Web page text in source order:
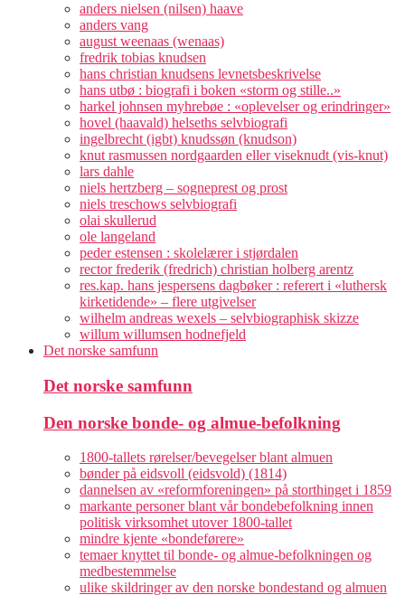
anders nielsen (nilsen) haave
anders vang
august weenaas (wenaas)
fredrik tobias knudsen
hans christian knudsens levnetsbeskrivelse
hans utbø : biografi i boken «storm og stille..»
harkel johnsen myhrebøe : «oplevelser og erindringer»
hovel (haavald) helseths selvbiografi
ingelbrecht (igbt) knudssøn (knudson)
knut rasmussen nordgaarden eller viseknudt (vis-knut)
lars dahle
niels hertzberg – sogneprest og prost
niels treschows selvbiografi
olai skullerud
ole langeland
peder estensen : skolelærer i stjørdalen
rector frederik (fredrich) christian holberg arentz
res.kap. hans jespersens dagbøker : referert i «luthersk
kirketidende» – flere utgivelser
wilhelm andreas wexels – selvbiographisk skizze
willum willumsen hodnefjeld
Det norske samfunn
Det norske samfunn
Den norske bonde- og almue-befolkning
1800-tallets rørelser/bevegelser blant almuen
bønder på eidsvoll (eidsvold) (1814)
dannelsen av «reformforeningen» på storthinget i 1859
markante personer blant vår bondebefolkning innen
politisk virksomhet utover 1800-tallet
mindre kjente «bondeførere»
temaer knyttet til bonde- og almue-befolkningen og
medbestemmelse
ulike skildringer av den norske bondestand og almuen